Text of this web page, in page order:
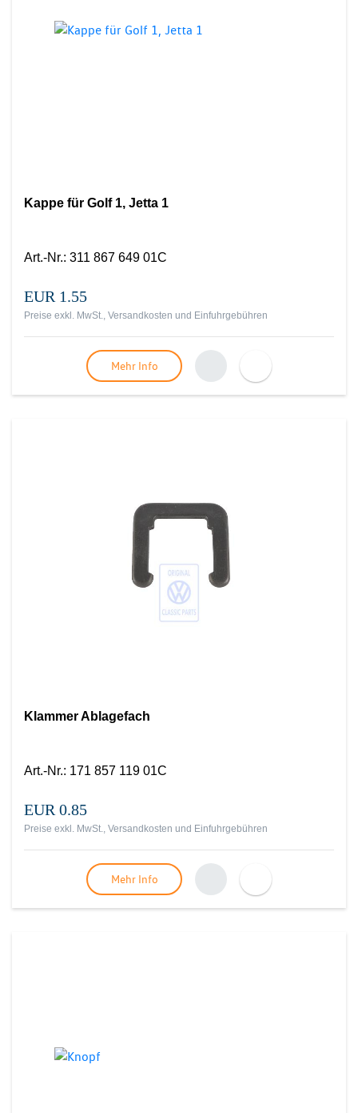
Kappe für Golf 1, Jetta 1
Art.-Nr.: 311 867 649 01C
EUR 1.55
Preise exkl. MwSt., Versandkosten und Einfuhrgebühren
Mehr Info
Klammer Ablagefach
Art.-Nr.: 171 857 119 01C
EUR 0.85
Preise exkl. MwSt., Versandkosten und Einfuhrgebühren
Mehr Info